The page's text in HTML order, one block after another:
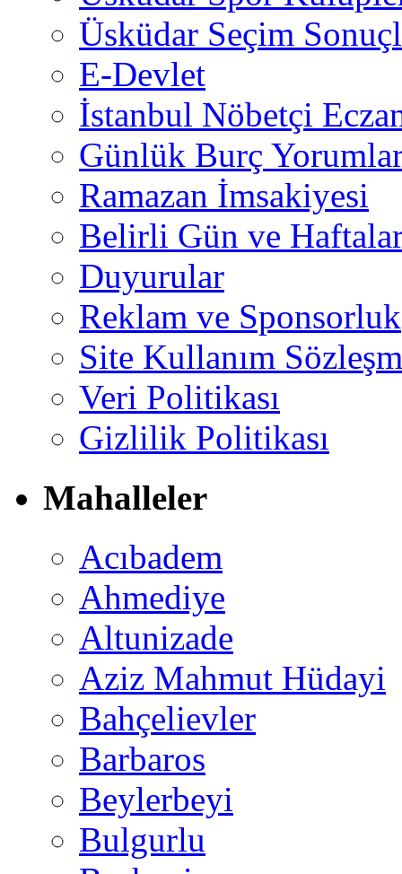
Üsküdar Seçim
E-Devlet
İstanbul Nöbetçi
Günlük Burç
Ramazan İmsakiyesi
Belirli Gün ve
Duyurular
Reklam ve Sponsorluk
Site Kullanım
Veri Politikası
Gizlilik Politikası
Mahalleler
Acıbadem
Ahmediye
Altunizade
Aziz Mahmut Hüdayi
Bahçelievler
Barbaros
Beylerbeyi
Bulgurlu